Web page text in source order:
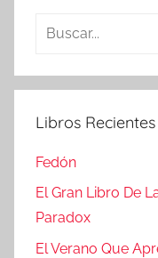
Buscar:
Libros Recientes
Fedón
El Gran Libro De
Paradox
El Verano Que